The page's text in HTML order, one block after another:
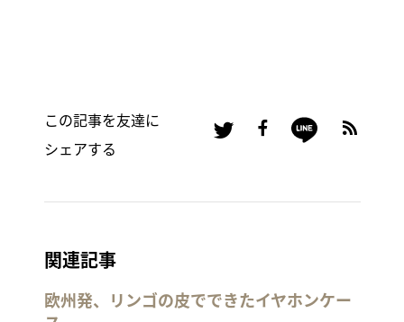
この記事を友達に
シェアする
関連記事
欧州発、リンゴの皮でできたイヤホンケー